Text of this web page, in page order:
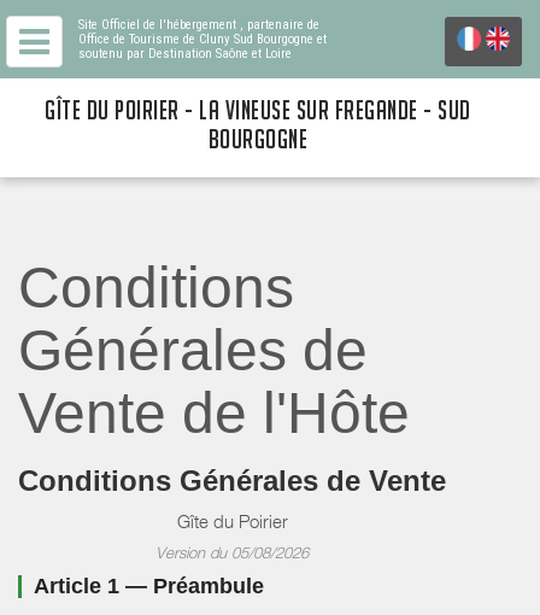
Site Officiel de l'hébergement , partenaire de
Office de Tourisme de Cluny Sud Bourgogne et
soutenu par Destination Saône et Loire
GÎTE DU POIRIER - LA VINEUSE SUR FREGANDE - SUD
BOURGOGNE
Conditions
Générales de
Vente de l'Hôte
Conditions Générales de Vente
Gîte du Poirier
Version du 05/08/2026
Article 1 — Préambule